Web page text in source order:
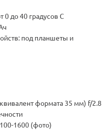
0 до 40 градусов C
под планшеты и
формата 35 мм) f/2.8
1600 (фото)